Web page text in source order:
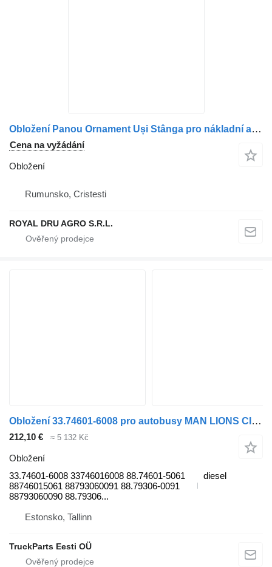
Obložení Panou Ornament Uși Stânga pro nákladní auta MAN 81626306107/81626306149
Cena na vyžádání
Obložení
Rumunsko, Cristesti
ROYAL DRU AGRO S.R.L.
Obložení 33.74601-6008 pro autobusy MAN LIONS CITY
212,10 € ≈ 5 132 Kč
Obložení
33.74601-6008 33746016008 88.74601-5061
88746015061 88793060091 88.79306-0091
88793060090 88.79306...
diesel
Estonsko, Tallinn
TruckParts Eesti OÜ